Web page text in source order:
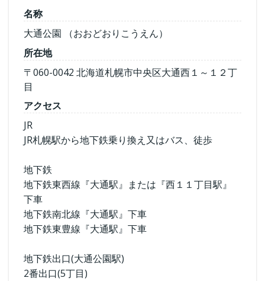
名称
大通公園 （おおどおりこうえん）
所在地
〒060-0042 北海道札幌市中央区大通西１～１２丁
目
アクセス
JR
JR札幌駅から地下鉄乗り換え又はバス、徒歩
地下鉄
地下鉄東西線『大通駅』または『西１１丁目駅』
下車
地下鉄南北線『大通駅』下車
地下鉄東豊線『大通駅』下車
地下鉄出口(大通公園駅)
2番出口(5丁目)